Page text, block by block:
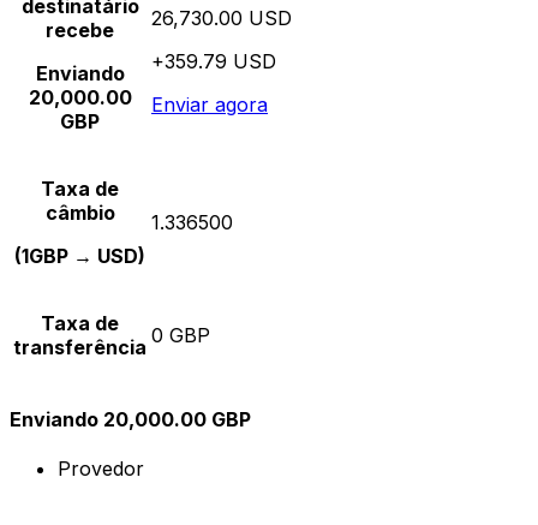
destinatário
recebe
Enviando
20,000.00
GBP
26,730.00 USD
+359.79 USD
Enviar agora
Taxa de
câmbio
(1GBP → USD)
1.336500
Taxa de
transferência 0 GBP
Enviando 20,000.00 GBP
Provedor